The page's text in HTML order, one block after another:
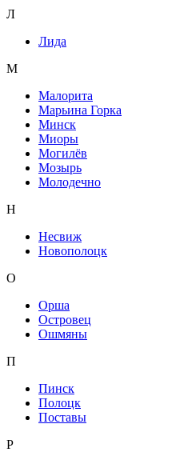
Л
Лида
М
Малорита
Марьина Горка
Минск
Миоры
Могилёв
Мозырь
Молодечно
Н
Несвиж
Новополоцк
О
Орша
Островец
Ошмяны
П
Пинск
Полоцк
Поставы
Р